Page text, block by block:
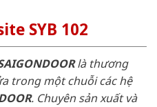
SYB 102
là thương
trong một chuỗi các hệ
. Chuyên sản xuất và